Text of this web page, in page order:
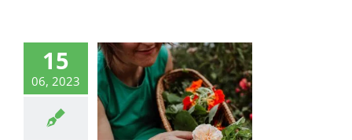
15
06, 2023